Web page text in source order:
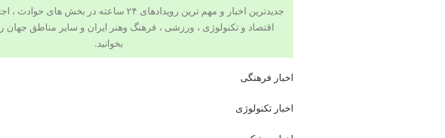
جدیدترین اخبار و مهم ترین رویدادهای ۲۴ ساعته در بخش های حوادث ، اجتماعی ، سیاسی ،
اقتصاد وتکنولوژی ، ورزشی ، فرهنگ وهنر ایران و سایر مناطق جهان
بخوانید.
اخبار فرهنگی
اخبار تکنولوژی